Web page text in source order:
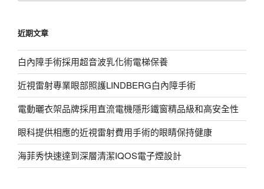
字:
近期文章
白內障手術採用超音波乳化術電梯保養
近視雷射專業眼部照護LINDBERG白內障手術
電動曬衣架品牌採用直流電機隱形鐵窗精品級和高安全性
眼科提供相應的近視雷射費用手術的眼睛保持健康
海菲秀快速達到深層清潔IQOS電子煙設計